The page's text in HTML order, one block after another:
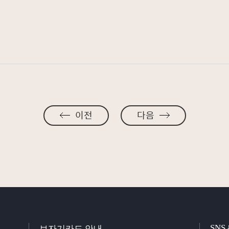
이전 다음